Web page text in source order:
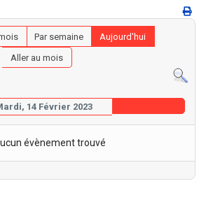
Par semaine
Aujourd'hui
Aller au mois
14 Février 2023
évènement trouvé